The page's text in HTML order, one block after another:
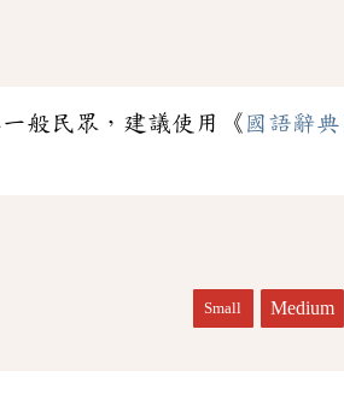
般民眾，建議使用《 國語辭
Small Medium